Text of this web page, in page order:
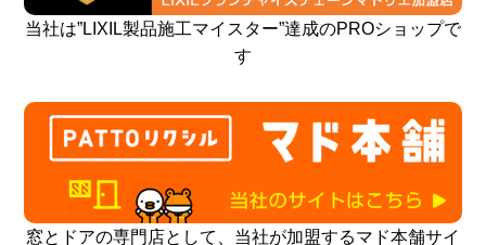
当社は”LIXIL製品施工マイスター”達成のPROショップで
す
窓とドアの専門店として、当社が加盟するマド本舗サイ